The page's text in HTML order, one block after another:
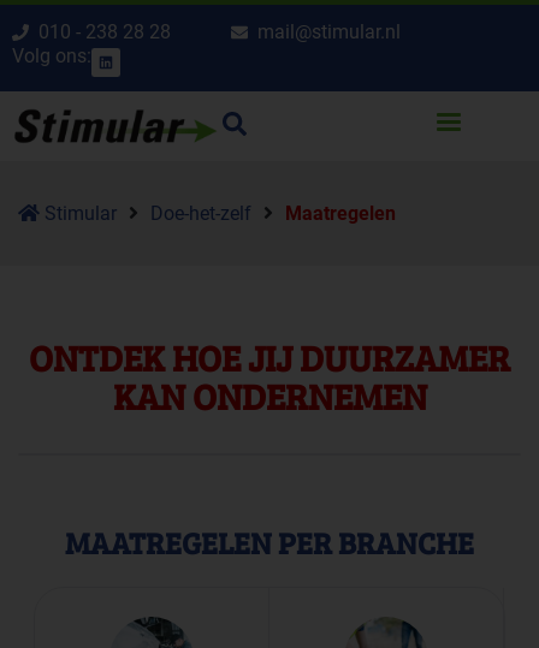
010 - 238 28 28
mail@stimular.nl
Volg ons:
Stimular Doe-het-zelf Maatregelen
ONTDEK HOE JIJ DUURZAMER
KAN ONDERNEMEN
MAATREGELEN PER BRANCHE